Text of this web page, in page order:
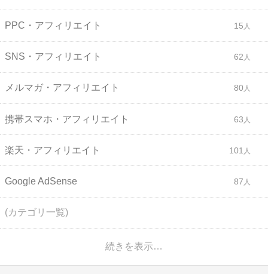
PPC・アフィリエイト 15
SNS・アフィリエイト 62
メルマガ・アフィリエイト 80
携帯スマホ・アフィリエイト 63
楽天・アフィリエイト 101
Google AdSense 87
(カテゴリ一覧)
続きを表示…